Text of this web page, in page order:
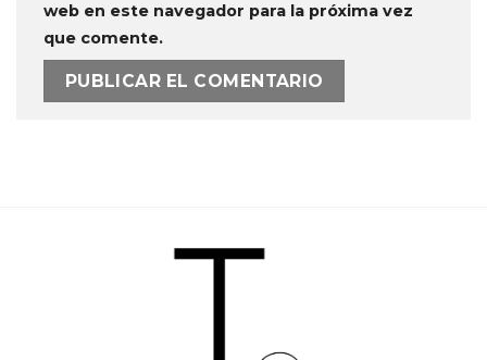
web en este navegador para la próxima vez
que comente.